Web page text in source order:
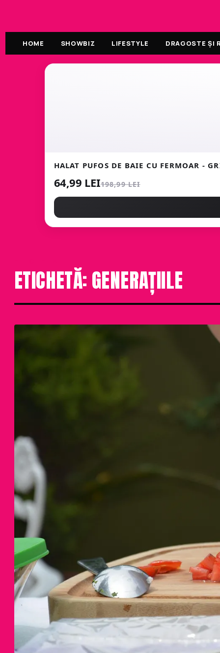
HOME SHOWBIZ LIFESTYLE DRAGOSTE ȘI
HALAT PUFOS DE BAIE CU FERMOAR -
64,99 LEI198,99 LEI
ETICHETĂ: GENERAȚIILE